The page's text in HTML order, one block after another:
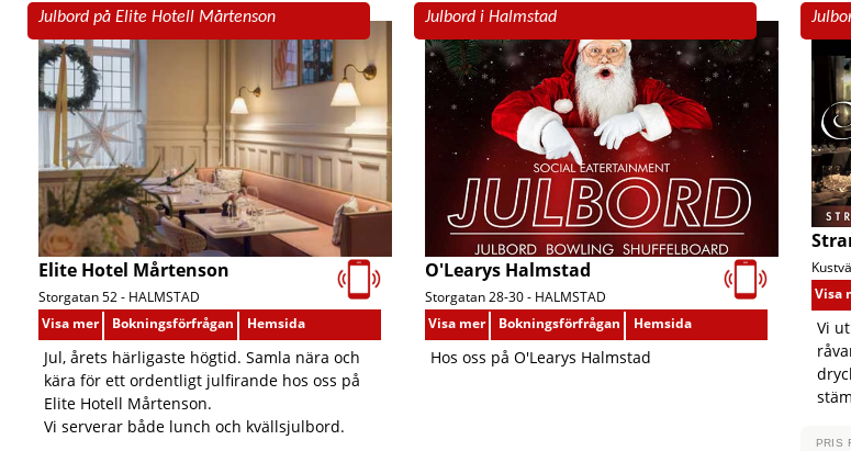
VÄRMLANDS LÄN
VÄSTERBOTTENS LÄN
VÄSTERNORRLANDS LÄN
VÄSTMANLANDS LÄN
VÄSTRA GÖTALANDS LÄN
ÖREBRO LÄN
ÖSTERGÖTLANDS LÄN
Julbord på Elite Hotell Mårtenson
Elite Hotel Mårtenson
Storgatan 52 - HALMSTAD
Visa mer
Bokningsförfrågan Hemsida
Jul, årets härligaste högtid. Samla nära och
kära för ett ordentligt julfirande hos oss på
Elite Hotell Mårtenson.
Vi serverar både lunch och kvällsjulbord.
Julbord i Halmstad
O'Learys Halmstad
Storgatan 28-30 - HALMSTAD
Visa mer
Bokningsförfrågan Hemsida
Hos oss på O'Learys Halmstad
Visa
Vi
PRIS